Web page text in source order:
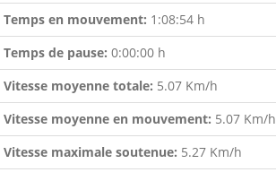
Temps en mouvement: 1:08:54 h
Temps de pause: 0:00:00 h
Vitesse moyenne totale: 5.07 Km/h
Vitesse moyenne en mouvement: 5.07 Km/h
Vitesse maximale soutenue: 5.27 Km/h